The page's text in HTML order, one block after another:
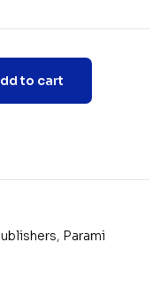
to cart
, Parami